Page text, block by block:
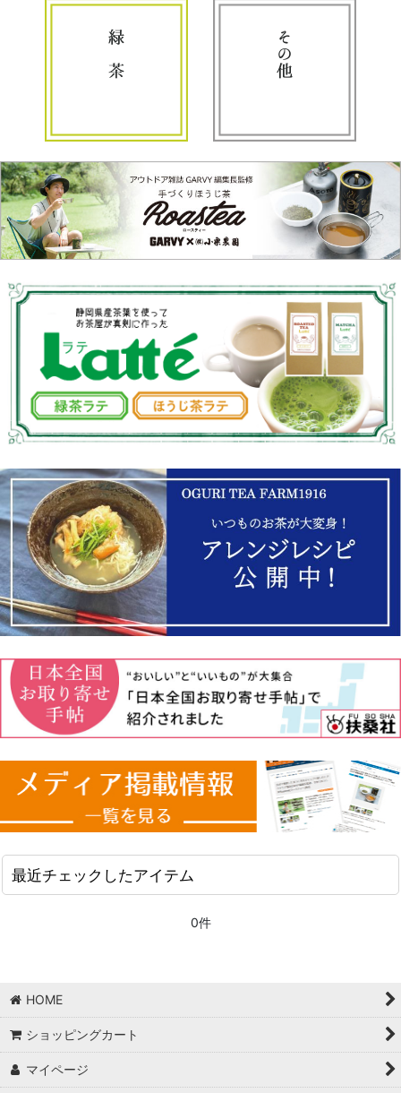
最近チェックしたアイテム
0件
HOME
ショッピングカート
マイページ